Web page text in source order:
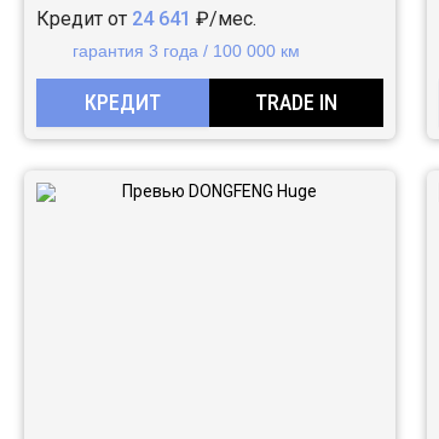
Кредит от 24 641 ₽/мес.
гарантия 3 года / 100 000 км
КРЕДИТ TRADE IN